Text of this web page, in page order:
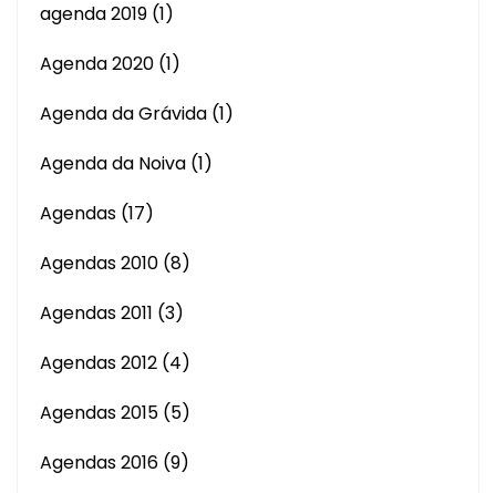
agenda 2019 (1)
Agenda 2020 (1)
Agenda da Grávida (1)
Agenda da Noiva (1)
Agendas (17)
Agendas 2010 (8)
Agendas 2011 (3)
Agendas 2012 (4)
Agendas 2015 (5)
Agendas 2016 (9)